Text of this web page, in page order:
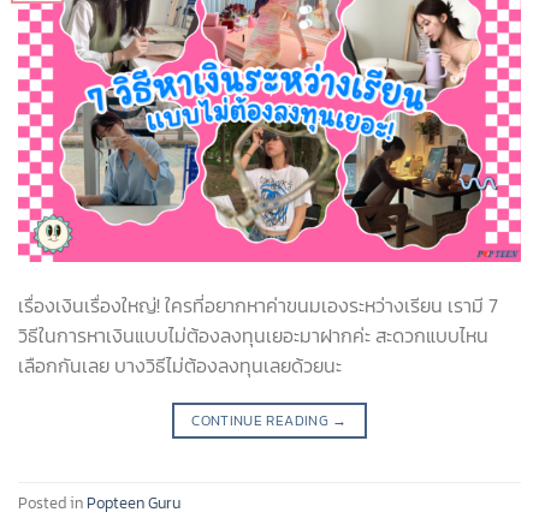
เรื่องเงินเรื่องใหญ่! ใครที่อยากหาค่าขนมเองระหว่างเรียน เรามี 7
วิธีในการหาเงินแบบไม่ต้องลงทุนเยอะมาฝากค่ะ สะดวกแบบไหน
เลือกกันเลย บางวิธีไม่ต้องลงทุนเลยด้วยนะ
CONTINUE READING →
Posted in Popteen Guru